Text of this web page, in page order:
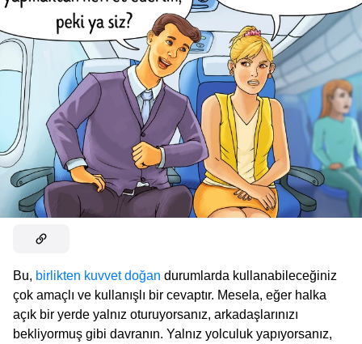
Bu, birlikten kuvvet doğan durumlarda kullanabileceğiniz
çok amaçlı ve kullanışlı bir cevaptır. Mesela, eğer halka
açık bir yerde yalnız oturuyorsanız, arkadaşlarınızı
bekliyormuş gibi davranın. Yalnız yolculuk yapıyorsanız,